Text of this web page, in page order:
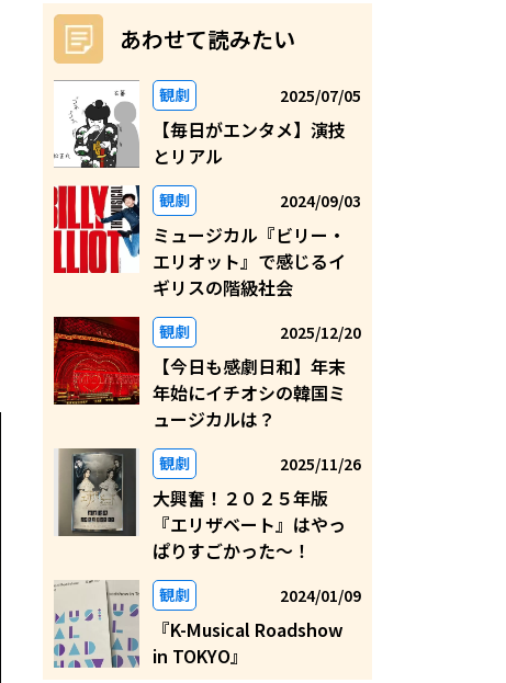
あわせて読みたい
観劇 2025/07/05
【毎日がエンタメ】演技
とリアル
観劇 2024/09/03
ミュージカル『ビリー・
エリオット』で感じるイ
ギリスの階級社会
観劇 2025/12/20
【今日も感劇日和】年末
年始にイチオシの韓国ミ
ュージカルは？
観劇 2025/11/26
大興奮！２０２５年版
『エリザベート』はやっ
ぱりすごかった～！
観劇 2024/01/09
『K-Musical Roadshow
in TOKYO』